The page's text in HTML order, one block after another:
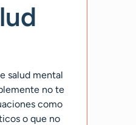
salud mental
no te
como
o que no